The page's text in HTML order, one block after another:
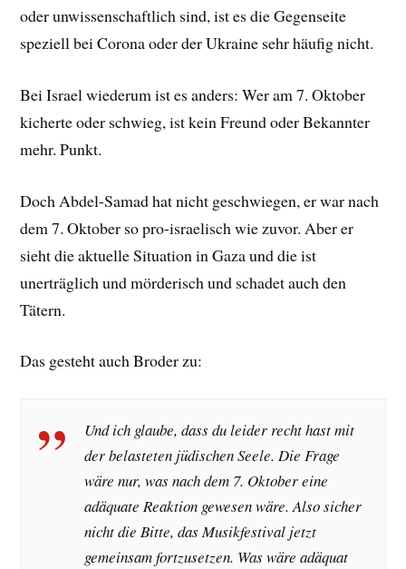
oder unwissenschaftlich sind, ist es die Gegenseite
speziell bei Corona oder der Ukraine sehr häufig nicht.
Bei Israel wiederum ist es anders: Wer am 7. Oktober
kicherte oder schwieg, ist kein Freund oder Bekannter
mehr. Punkt.
Doch Abdel-Samad hat nicht geschwiegen, er war nach
dem 7. Oktober so pro-israelisch wie zuvor. Aber er
sieht die aktuelle Situation in Gaza und die ist
unerträglich und mörderisch und schadet auch den
Tätern.
Das gesteht auch Broder zu:
Und ich glaube, dass du leider recht hast mit
der belasteten jüdischen Seele. Die Frage
wäre nur, was nach dem 7. Oktober eine
adäquate Reaktion gewesen wäre. Also sicher
nicht die Bitte, das Musikfestival jetzt
gemeinsam fortzusetzen. Was wäre adäquat